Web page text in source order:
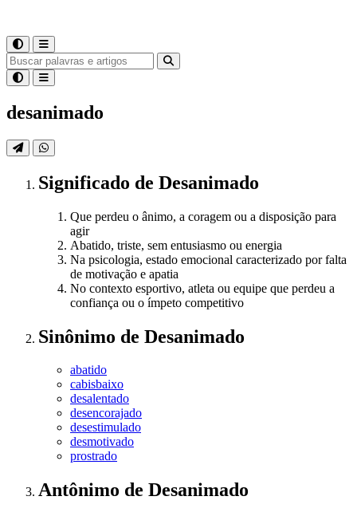
desanimado
Significado de Desanimado
Que perdeu o ânimo, a coragem ou a disposição para
agir
Abatido, triste, sem entusiasmo ou energia
Na psicologia, estado emocional caracterizado por falta
de motivação e apatia
No contexto esportivo, atleta ou equipe que perdeu a
confiança ou o ímpeto competitivo
Sinônimo de Desanimado
abatido
cabisbaixo
desalentado
desencorajado
desestimulado
desmotivado
prostrado
Antônimo de Desanimado